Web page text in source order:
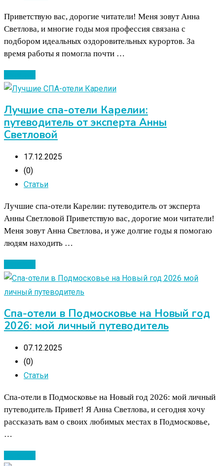
Приветствую вас, дорогие читатели! Меня зовут Анна
Светлова, и многие годы моя профессия связана с
подбором идеальных оздоровительных курортов. За
время работы я помогла почти …
Лучшие спа-отели Карелии:
путеводитель от эксперта Анны
Светловой
17.12.2025
(0)
Статьи
Лучшие спа-отели Карелии: путеводитель от эксперта
Анны Светловой Приветствую вас, дорогие мои читатели!
Меня зовут Анна Светлова, и уже долгие годы я помогаю
людям находить …
Спа-отели в Подмосковье на Новый год
2026: мой личный путеводитель
07.12.2025
(0)
Статьи
Спа-отели в Подмосковье на Новый год 2026: мой личный
путеводитель Привет! Я Анна Светлова, и сегодня хочу
рассказать вам о своих любимых местах в Подмосковье,
…